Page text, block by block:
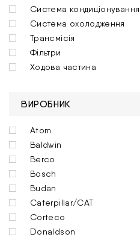
Система кондиціонування
Система охолодження
Трансмісія
Фільтри
Ходова частина
ВИРОБНИК
Atom
Baldwin
Berco
Bosch
Budan
Caterpillar/CAT
Corteco
Donaldson